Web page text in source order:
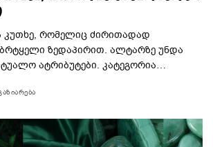
კუთხე, რომელიც ძირითადად
ზედაპირით. ალტარზე უნდა
ატრიბუტები. კატეგორია…